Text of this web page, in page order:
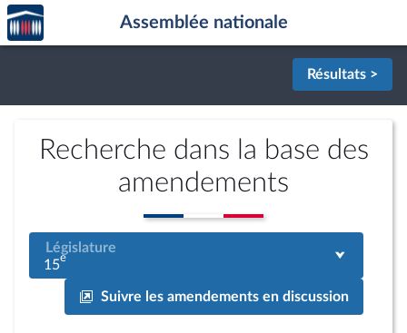
Aller au contenu
Aller en bas de la page
Accèder
à la
page
Assemblée nationale
Résultats >
Recherche dans la base des
amendements
Législature
15e
Suivre les amendements en discussion